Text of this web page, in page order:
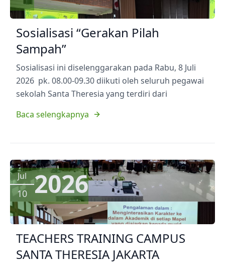
Sosialisasi “Gerakan Pilah
Sampah”
Sosialisasi ini diselenggarakan pada Rabu, 8 Juli
2026 pk. 08.00-09.30 diikuti oleh seluruh pegawai
sekolah Santa Theresia yang terdiri dari
Baca selengkapnya
Jul
10 2026
TEACHERS TRAINING CAMPUS
SANTA THERESIA JAKARTA